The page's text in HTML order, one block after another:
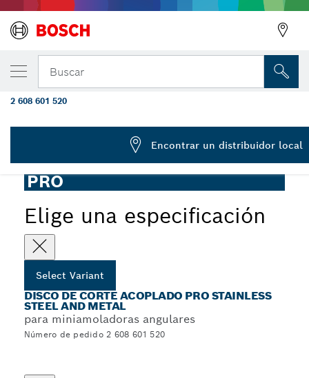
Buscar
Disco de corte abrasivo PRO Stainless Steel and Metal para
PRO
Elige una especificación
Select Variant
DISCO DE CORTE ACOPLADO PRO STAINLESS
STEEL AND METAL
para miniamoladoras angulares
Número de pedido 2 608 601 520
Disco de corte unido PRO Stainless Steel
x 10 mm
2 608 601 520
Encontrar un distribuidor local